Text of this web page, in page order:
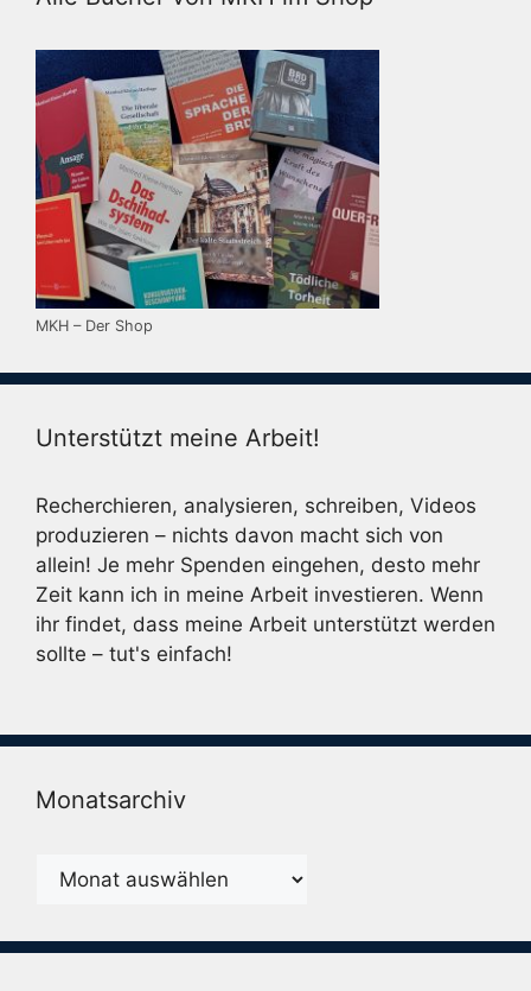
MKH – Der Shop
Unterstützt meine Arbeit!
Recherchieren, analysieren, schreiben, Videos
produzieren – nichts davon macht sich von
allein! Je mehr Spenden eingehen, desto mehr
Zeit kann ich in meine Arbeit investieren. Wenn
ihr findet, dass meine Arbeit unterstützt werden
sollte – tut's einfach!
Monatsarchiv
Monatsarchiv